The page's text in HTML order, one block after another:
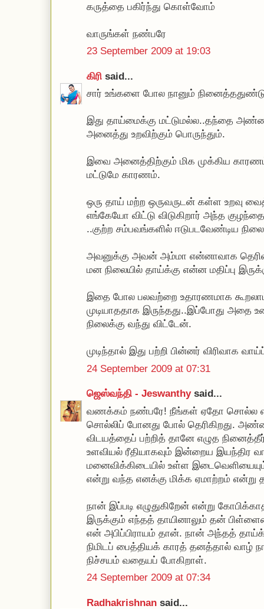
கருத்தை பகிர்ந்து கொள்வோம்
வாருங்கள் நண்பரே
23 September 2009 at 19:03
கிரி said...
சார் உங்களை போல நானும்
இது தாய்மைக்கு மட்டுமல்ல..தந்தை
அனைத்து உறவிற்கும் பொருந்தும்.
இவை அனைத்திற்கும் மிக முக்கிய
மட்டுமே காரணம்.
ஒரு தாய் மற்ற ஒருவருடன் கள்ள உறவு
எங்கேயோ விட்டு விடுகிறார் அந்த
..குற்ற சம்பவங்களில் ஈடுபடவேண்டிய
அவனுக்கு அவன் அம்மா என்னாவாக
மன நிலையில் தாய்க்கு என்ன மதிப்பு
இதை போல பலவற்றை உதாரணமாக
முடியாததாக இருந்தது..இப்போது
நிலைக்கு வந்து விட்டேன்.
முடிந்தால் இது பற்றி பின்னர் விரிவாக
24 September 2009 at 07:31
ஜெஸ்வந்தி - Jeswanthysaid...
வணக்கம் நண்பரே! நீங்கள் ஏதோ சொல்ல
சொல்லிப் போனது போல் தெரிகிறது.
விடயத்தைப் பற்றித் தானே எழுத
உளவியல் ரீதியாகவும் இன்றைய இயந்திர
மனைவிக்கிடையில் உள்ள இடைவெளியையும்
என்று வந்த எனக்கு மிக்க ஏமாற்றம்
நான் இப்படி எழுதுகிறேன் என்று
இருக்கும் எந்தத் தாயினாலும் தன்
என் அபிப்பிராயம் தான். நான் அந்தத்
நிமிடப் பைத்தியக் காரத் தனத்தால் வாழ்
நிச்சயம் வதையப் போகிறாள்.
24 September 2009 at 07:34
Radhakrishnan said...